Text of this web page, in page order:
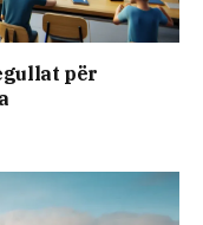
për